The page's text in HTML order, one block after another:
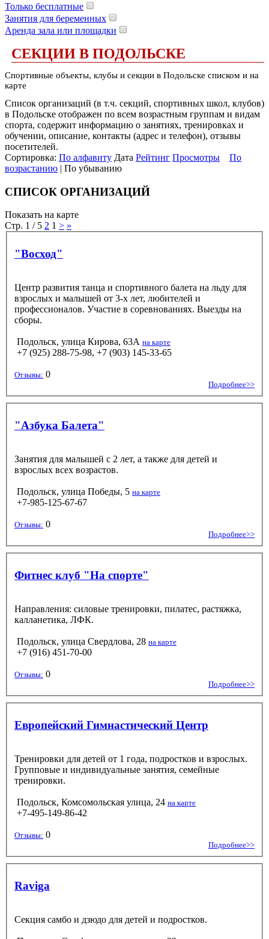
Только бесплатные
Занятия для беременных
Аренда зала или площадки
СЕКЦИИ В ПОДОЛЬСКЕ
Спортивные объекты, клубы и секции в Подольске списком и на
карте
Список организаций (в т.ч. секций, спортивных школ, клубов)
в Подольске отображен по всем возрастным группам и видам
спорта, содержит информацию о занятиях, тренировках и
обучении, описание, контакты (адрес и телефон), отзывы
посетителей.
Сортировка: По алфавиту Дата Рейтинг Просмотры
По
возрастанию | По убыванию
СПИСОК ОРГАНИЗАЦИЙ
Показать на карте
Стр. 1 / 5 2 1 > »
"Восход"
Центр развития танца и спортивного балета на льду для
взрослых и малышей от 3-х лет, любителей и
профессионалов. Участие в соревнованиях. Выезды на
сборы.
Подольск, улица Кирова, 63А на карте
+7 (925) 288-75-98, +7 (903) 145-33-65
Отзывы: 0
Подробнее>>
"Азбука Балета"
Занятия для малышей с 2 лет, а также для детей и
взрослых всех возрастов.
Подольск, улица Победы, 5 на карте
+7-985-125-67-67
Отзывы: 0
Подробнее>>
Фитнес клуб "На спорте"
Направления: силовые тренировки, пилатес, растяжка,
калланетика, ЛФК.
Подольск, улица Свердлова, 28 на карте
+7 (916) 451-70-00
Отзывы: 0
Подробнее>>
Европейский Гимнастический Центр
Тренировки для детей от 1 года, подростков и взрослых.
Групповые и индивидуальные занятия, семейные
тренировки.
Подольск, Комсомольская улица, 24 на карте
+7-495-149-86-42
Отзывы: 0
Подробнее>>
Raviga
Секция самбо и дзюдо для детей и подростков.